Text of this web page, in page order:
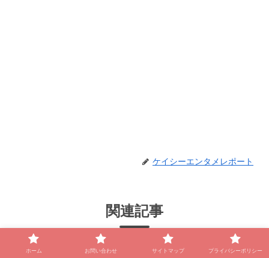
ケイシーエンタメレポート
関連記事
照井康祐の前世(芸歴)は？高校や
ホーム お問い合わせ サイトマップ プライバシーポリシー